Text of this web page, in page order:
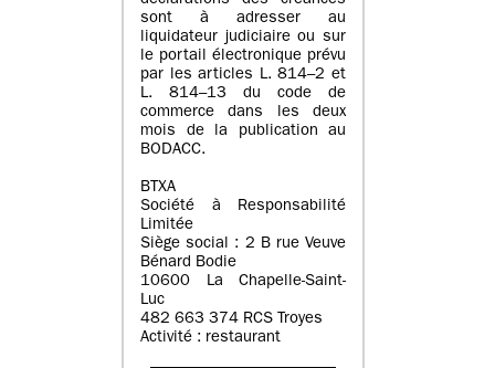
sont à adresser au
liquidateur judiciaire ou sur
le portail électronique prévu
par les articles L. 814–2 et
L. 814–13 du code de
commerce dans les deux
mois de la publication au
BODACC.
BTXA
Société à Responsabilité
Limitée
Siège social : 2 B rue Veuve
Bénard Bodie
10600 La Chapelle-Saint-
Luc
482 663 374 RCS Troyes
Activité : restaurant